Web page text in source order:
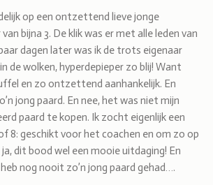
op een ontzettend lieve jonge
bijna 3. De klik was er met alle leden van
dagen later was ik de trots eigenaar
de wolken, hyperdepieper zo blij! Want
en zo ontzettend aanhankelijk. En
jong paard. En nee, het was niet mijn
paard te kopen. Ik zocht eigenlijk een
8: geschikt voor het coachen en om zo op
dit bood wel een mooie uitdaging! En
nog nooit zo’n jong paard gehad….